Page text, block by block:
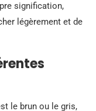
signification,
légèrement et de
le brun ou le gris,